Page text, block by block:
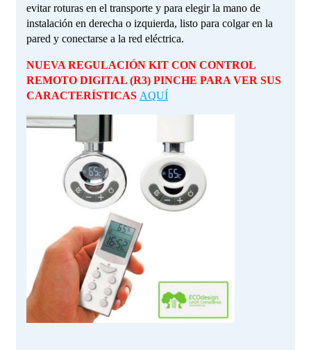
evitar roturas en el transporte y para elegir la mano de
instalación en derecha o izquierda, listo para colgar en la
pared y conectarse a la red eléctrica.
NUEVA REGULACIÓN KIT CON CONTROL
REMOTO DIGITAL (R3) PINCHE PARA VER SUS
CARACTERÍSTICAS AQUÍ